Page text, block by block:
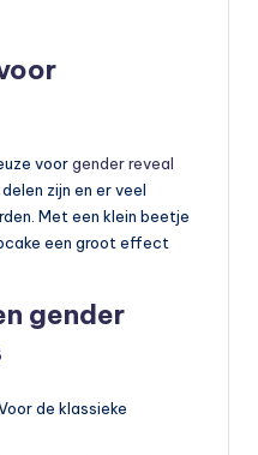
voorgender reveal
zijn en er veel
Met een klein beetje
een groot effect
gender
de klassieke